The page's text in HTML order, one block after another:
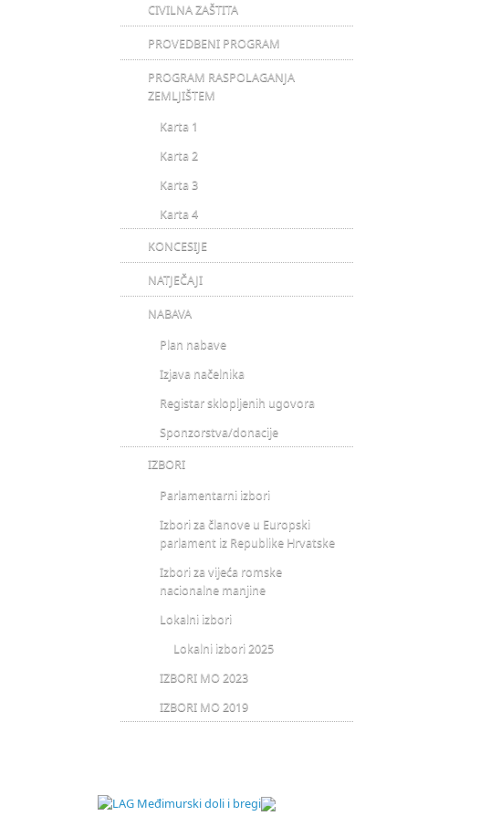
CIVILNA ZAŠTITA
PROVEDBENI PROGRAM
PROGRAM RASPOLAGANJA
ZEMLJIŠTEM
Karta 1
Karta 2
Karta 3
Karta 4
KONCESIJE
NATJEČAJI
NABAVA
Plan nabave
Izjava načelnika
Registar sklopljenih ugovora
Sponzorstva/donacije
IZBORI
Parlamentarni izbori
Izbori za članove u Europski
parlament iz Republike Hrvatske
Izbori za vijeća romske
nacionalne manjine
Lokalni izbori
Lokalni izbori 2025
IZBORI MO 2023
IZBORI MO 2019